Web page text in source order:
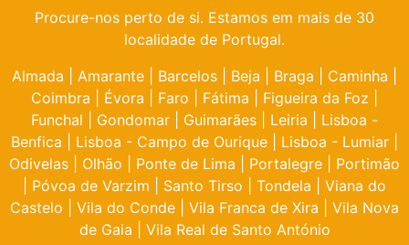
Procure-nos perto de si. Estamos em mais de 30
localidade de Portugal.
Almada
Amarante Barcelos Beja Braga Caminha
Coimbra
Évora Faro Fátima Figueira da Foz
Funchal
Gondomar Guimarães Leiria
Lisboa -
Benfica
Lisboa - Campo de Ourique Lisboa - Lumiar
Odivelas
Olhão Ponte de Lima Portalegre
Portimão
Póvoa de Varzim Santo Tirso Tondela
Viana do
Castelo
Vila do Conde Vila Franca de Xira
Vila Nova
de Gaia
Vila Real de Santo António